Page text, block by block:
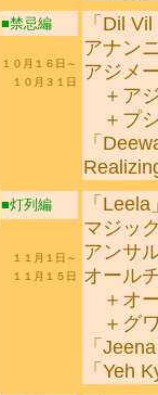
■禁忌編
「Dil
アナン
アジメ
＋ア
＋プ
「
１０月１６日～
１０月３１日
■灯列編
「Leela
マジッ
アンサ
オール
＋オ
＋グ
「
「Yeh
１１月１日～
１１月１５日